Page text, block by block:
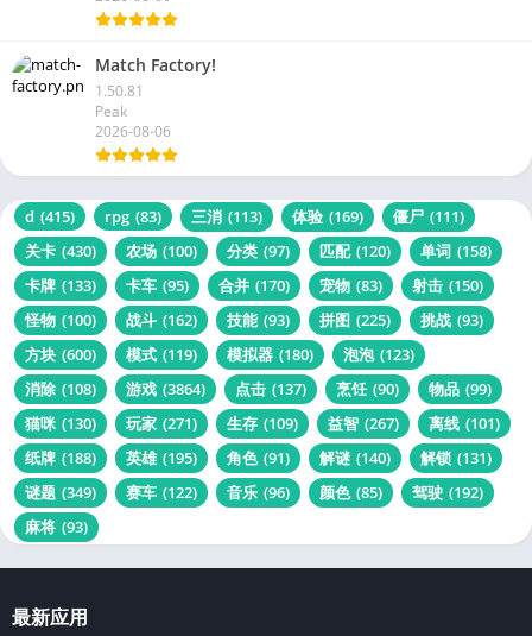
Match Factory!
1.50.81
Peak
2026-08-06
d (415) rpg (83) 三消 (113) 体验 (169) 僵尸 (111)
关卡 (430) 农场 (100) 分类 (97) 匹配 (120) 单词 (158)
卡牌 (133) 卡车 (95) 合并 (170) 宠物 (83) 射击 (150)
怪物 (100) 战斗 (162) 技能 (93) 拼图 (225) 挑战 (93)
方块 (600) 模式 (119) 模拟器 (180) 泡泡 (123)
消除 (108) 游戏 (3864) 点击 (137) 烹饪 (90) 物品 (99)
猫咪 (130) 玩家 (271) 生存 (109) 益智 (267) 离线 (101)
纸牌 (188) 英雄 (195) 角色 (91) 解谜 (140) 解锁 (131)
谜题 (349) 赛车 (122) 音乐 (96) 颜色 (85) 驾驶 (192)
麻将 (93)
最新应用